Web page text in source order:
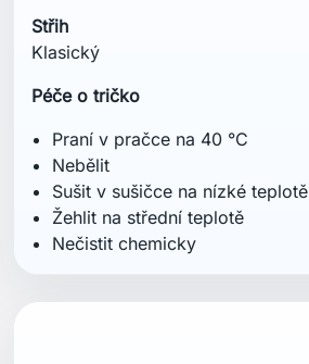
Střih
Klasický
Péče o tričko
Praní v pračce na 40 °C
Nebělit
Sušit v sušičce na nízké teplotě
Žehlit na střední teplotě
Nečistit chemicky